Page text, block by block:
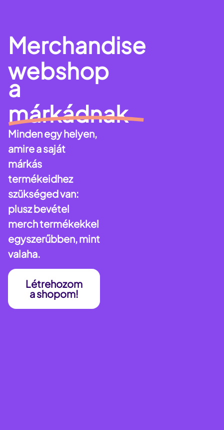
Merchandise
webshop
a
márkádnak
Minden egy helyen,
amire a saját
márkás
termékeidhez
szükséged van:
plusz bevétel
merch termékekkel
egyszerűbben, mint
valaha.
Létrehozom
a shopom!